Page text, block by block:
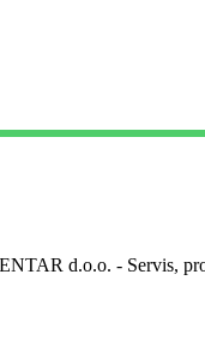
d.o.o. - Servis,